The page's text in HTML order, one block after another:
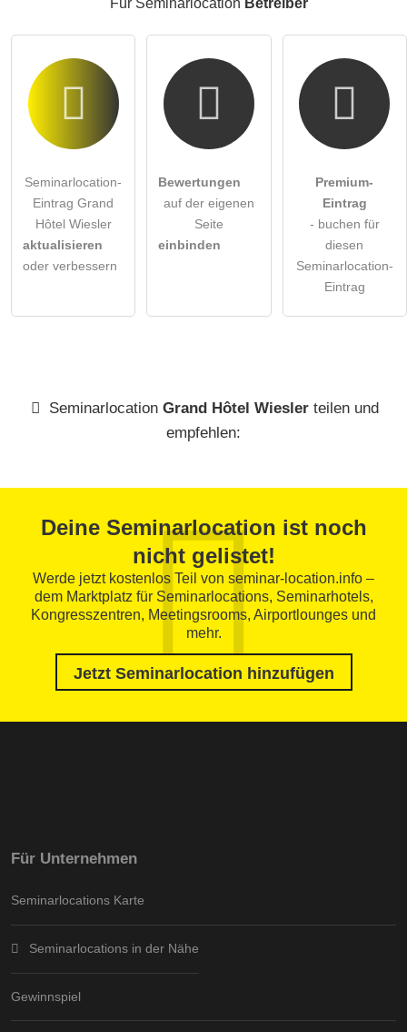
Seminarlocation-
Eintrag Grand
Hôtel Wiesler
aktualisieren
oder verbessern
Bewertungen
auf der eigenen
Seite
einbinden
Premium-
Eintrag
- buchen für
diesen
Seminarlocation-
Eintrag
SeminarlocationGrand Hôtel Wiesler teilen und
empfehlen:
Deine Seminarlocation ist noch
nicht gelistet!
Werde jetzt kostenlos Teil von seminar-location.info –
dem Marktplatz für Seminarlocations, Seminarhotels,
Kongresszentren, Meetingsrooms, Airportlounges und
mehr.
Jetzt Seminarlocation hinzufügen
Für Unternehmen
Seminarlocations Karte
Seminarlocations in der Nähe
Gewinnspiel